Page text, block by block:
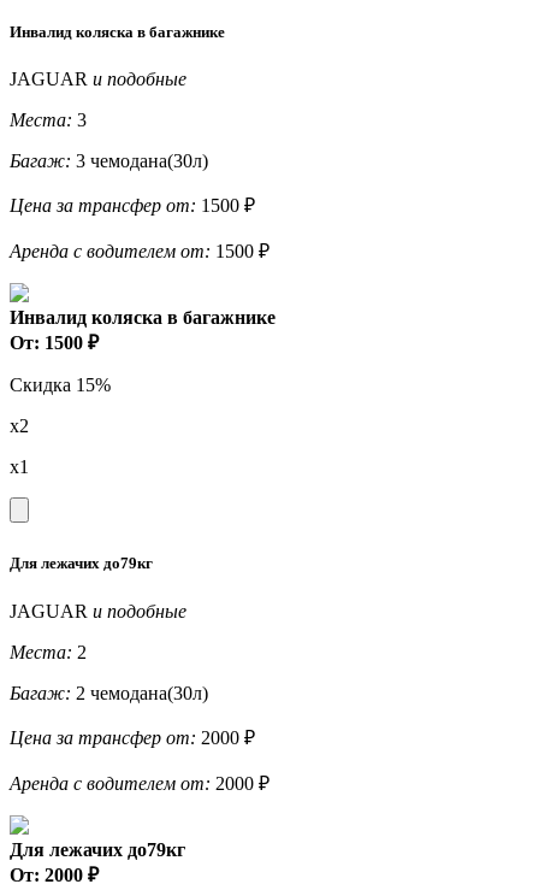
Инвалид коляска в багажнике
JAGUAR и подобные
Места: 3
Багаж: 3 чемодана(30л)
Цена за трансфер от: 1500 ₽
Аренда с водителем от: 1500 ₽
Инвалид коляска в багажнике
От: 1500 ₽
Скидка 15%
x2
x1
Для лежачих до79кг
JAGUAR и подобные
Места: 2
Багаж: 2 чемодана(30л)
Цена за трансфер от: 2000 ₽
Аренда с водителем от: 2000 ₽
Для лежачих до79кг
От: 2000 ₽